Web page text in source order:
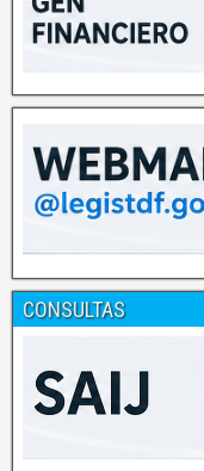
CONSULTAS